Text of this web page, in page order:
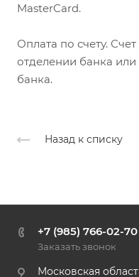
MasterCard.
Оплата по счету.
отделении банка
банка.
Назад к списку
+7 (985) 766-02-70
Заказать звонок
Московская